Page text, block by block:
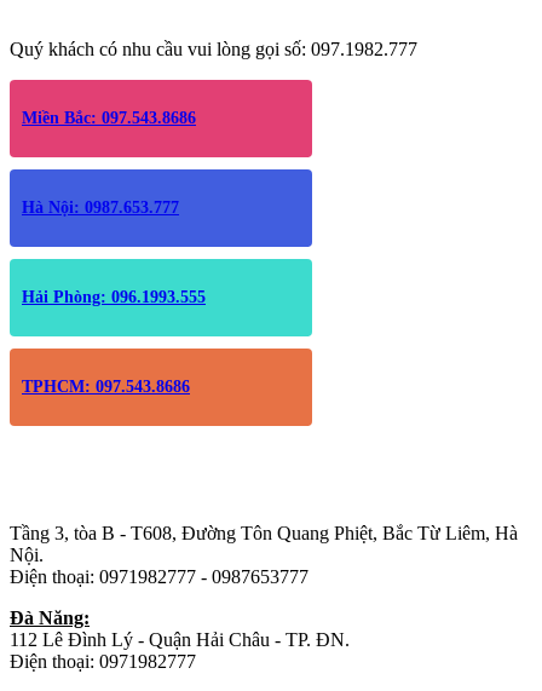
Quý khách có nhu cầu vui lòng gọi số: 097.1982.777
Miền Bắc: 097.543.8686
Hà Nội: 0987.653.777
Hải Phòng: 096.1993.555
TPHCM: 097.543.8686
Tầng 3, tòa B - T608, Đường Tôn Quang Phiệt, Bắc Từ Liêm, Hà
Nội.
Điện thoại: 0971982777 - 0987653777
Đà Năng:
112 Lê Đình Lý - Quận Hải Châu - TP. ĐN.
Điện thoại: 0971982777